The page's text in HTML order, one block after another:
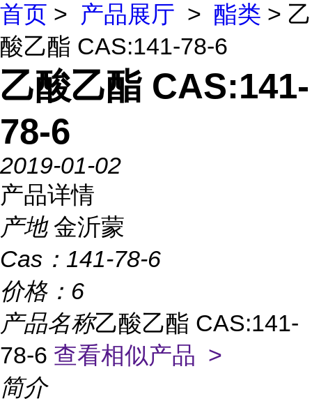
首页 > 产品展厅 > 酯类 > 乙
酸乙酯 CAS:141-78-6
乙酸乙酯 CAS:141-
78-6
2019-01-02
产品详情
产地 金沂蒙
Cas： 141-78-6
价格： 6
产品名称乙酸乙酯 CAS:141-
78-6 查看相似产品 >
简介